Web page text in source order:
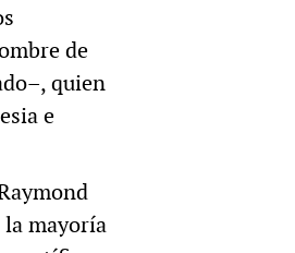
de
quien
e
la mayoría